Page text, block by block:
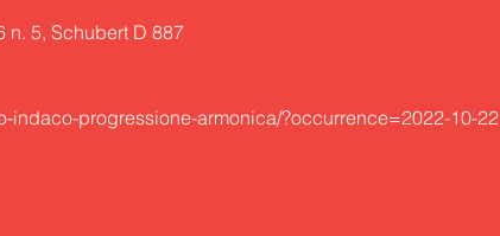
n. 5, Schubert D 887
indaco-progressione-armonica/?occurrence=2022-10-22